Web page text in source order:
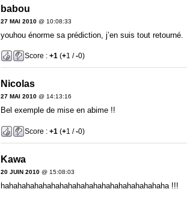
babou
27 MAI 2010@ 10:08:33
youhou énorme sa prédiction, j’en suis tout retourné.
Score : +1(+1 /-0)
Nicolas
27 MAI 2010@ 14:13:16
Bel exemple de mise en abime !!
Score : +1 (+1 /-0)
Kawa
20 JUIN 2010@ 15:08:03
hahahahahahahahahahahahahahahahahahahaha !!!